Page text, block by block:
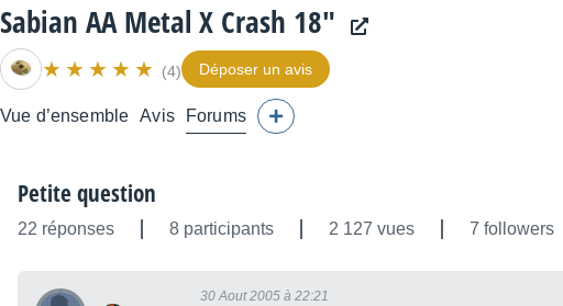
Sabian AA Metal X Crash 18"
(4) Déposer un avis
Vue d’ensemble Avis Forums
Petite question
22 réponses 8 participants 2 127 vues 7 followers
30 Aout 2005 à 22:21